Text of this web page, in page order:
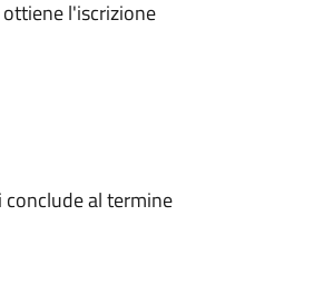
l'iscrizione
al termine